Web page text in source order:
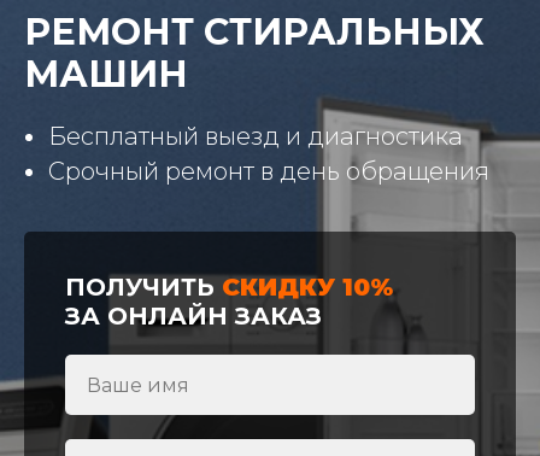
РЕМОНТ СТИРАЛЬНЫХ
МАШИН
Бесплатный выезд и диагностика
Срочный ремонт в день обращения
ПОЛУЧИТЬ СКИДКУ 10%
ЗА ОНЛАЙН ЗАКАЗ